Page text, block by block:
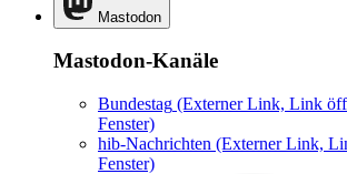
Mastodon
Mastodon-Kanäle
Bundestag (Externer Link, Link
Fenster)
hib-Nachrichten (Externer Link,
Fenster)